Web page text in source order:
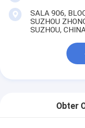
SALA 906,
SUZHOU
SUZHOU,
Obter